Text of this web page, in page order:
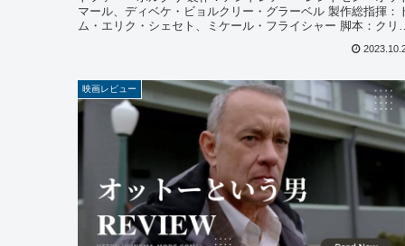
マール、ディベケ・ビョルクリー・グラーベル 製作総指揮：
ム・エリク・シェセト、ミケール・フライシャー 脚本：クリ
映画レビュー